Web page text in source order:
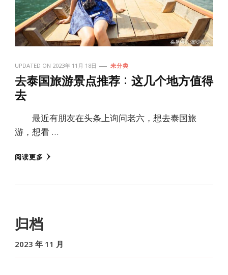
UPDATED ON 2023年 11月 18日 未分类
去泰国旅游景点推荐：这几个地方值得
去
最近有朋友在头条上询问老六，想去泰国旅
游，想看 …
阅读更多
归档
2023 年 11 月